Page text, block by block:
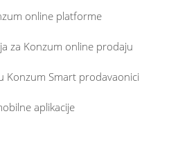
online platforme
za Konzum online prodaju
Konzum Smart prodavaonici
aplikacije